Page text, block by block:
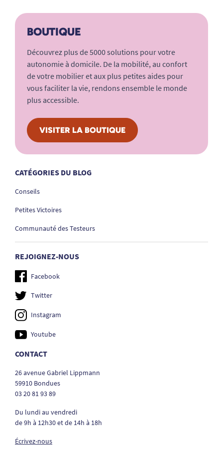
BOUTIQUE
Découvrez plus de 5000 solutions pour votre
autonomie à domicile. De la mobilité, au confort
de votre mobilier et aux plus petites aides pour
vous faciliter la vie, rendons ensemble le monde
plus accessible.
VISITER LA BOUTIQUE
CATÉGORIES DU BLOG
Conseils
Petites Victoires
Communauté des Testeurs
REJOIGNEZ-NOUS
Facebook
Twitter
Instagram
Youtube
CONTACT
26 avenue Gabriel Lippmann
59910 Bondues
03 20 81 93 89
Du lundi au vendredi
de 9h à 12h30 et de 14h à 18h
Écrivez-nous